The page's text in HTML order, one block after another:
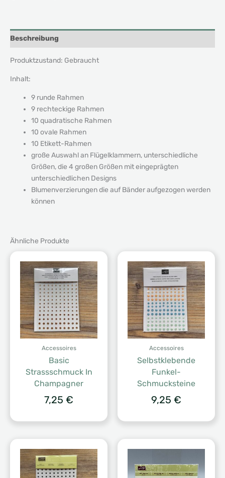
Beschreibung
Produktzustand: Gebraucht
Inhalt:
9 runde Rahmen
9 rechteckige Rahmen
10 quadratische Rahmen
10 ovale Rahmen
10 Etikett-Rahmen
große Auswahl an Flügelklammern, unterschiedliche
Größen, die 4 großen Größen mit eingeprägten
unterschiedlichen Designs
Blumenverzierungen die auf Bänder aufgezogen werden
können
Ähnliche Produkte
Accessoires
Basic
Strassschmuck In
Champagner
7,25 €
Accessoires
Selbstklebende
Funkel-
Schmucksteine
9,25 €